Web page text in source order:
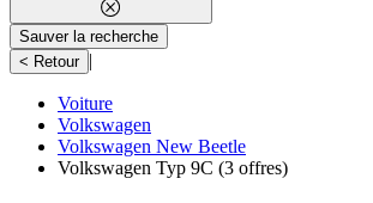
Sauver la recherche
< Retour |
Voiture
Volkswagen
Volkswagen New Beetle
Volkswagen Typ 9C (3 offres)